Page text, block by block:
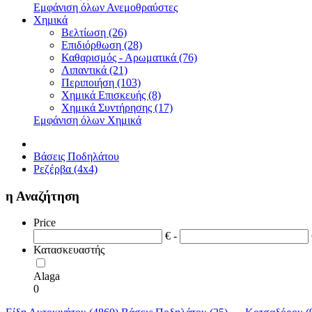
Εμφάνιση όλων Ανεμοθραύστες
Χημικά
Βελτίωση (26)
Επιδιόρθωση (28)
Καθαρισμός - Αρωματικά (76)
Λιπαντικά (21)
Περιποιήση (103)
Χημικά Επισκευής (8)
Χημικά Συντήρησης (17)
Εμφάνιση όλων Χημικά
Βάσεις Ποδηλάτου
Ρεζέρβα (4x4)
η Αναζήτηση
Price
€ -
Κατασκευαστής
Alaga
0